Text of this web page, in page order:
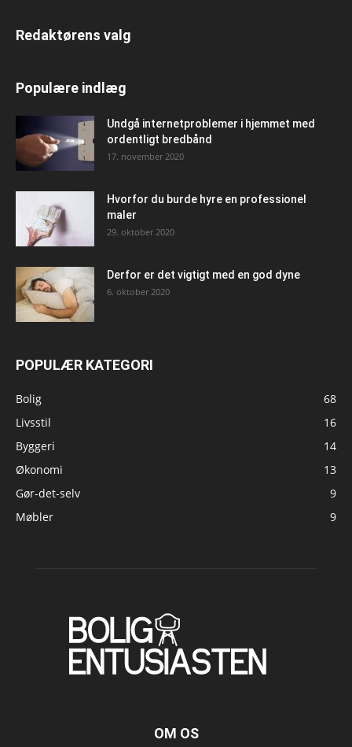
Redaktørens valg
Populære indlæg
Undgå internetproblemer i hjemmet med
ordentligt bredbånd
17. november 2020
Hvorfor du burde hyre en professionel
maler
29. oktober 2020
Derfor er det vigtigt med en god dyne
6. oktober 2020
POPULÆR KATEGORI
Bolig
68
Livsstil
16
Byggeri
14
Økonomi
13
Gør-det-selv
9
Møbler
9
OM OS